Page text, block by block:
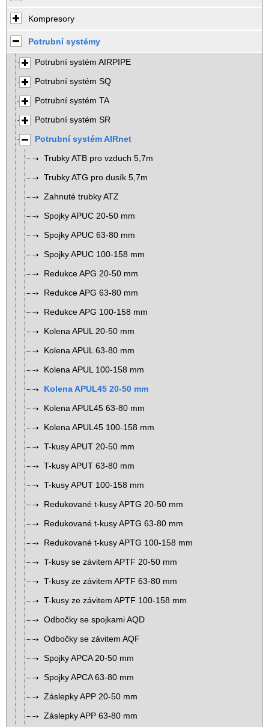
Kompresory
Potrubní systémy
Potrubní systém AIRPIPE
Potrubní systém SQ
Potrubní systém TA
Potrubní systém SR
Potrubní systém AIRnet
Trubky ATB pro vzduch 5,7m
Trubky ATG pro dusík 5,7m
Zahnuté trubky ATZ
Spojky APUC 20-50 mm
Spojky APUC 63-80 mm
Spojky APUC 100-158 mm
Redukce APG 20-50 mm
Redukce APG 63-80 mm
Redukce APG 100-158 mm
Kolena APUL 20-50 mm
Kolena APUL 63-80 mm
Kolena APUL 100-158 mm
Kolena APUL45 20-50 mm
Kolena APUL45 63-80 mm
Kolena APUL45 100-158 mm
T-kusy APUT 20-50 mm
T-kusy APUT 63-80 mm
T-kusy APUT 100-158 mm
Redukované t-kusy APTG 20-50 mm
Redukované t-kusy APTG 63-80 mm
Redukované t-kusy APTG 100-158 mm
T-kusy se závitem APTF 20-50 mm
T-kusy ze závitem APTF 63-80 mm
T-kusy ze závitem APTF 100-158 mm
Odbočky se spojkami AQD
Odbočky se závitem AQF
Spojky APCA 20-50 mm
Spojky APCA 63-80 mm
Záslepky APP 20-50 mm
Záslepky APP 63-80 mm